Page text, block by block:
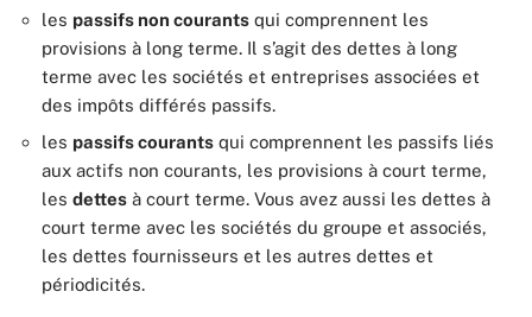
les passifs non courants qui comprennent les
provisions à long terme. Il s’agit des dettes à long
terme avec les sociétés et entreprises associées et
des impôts différés passifs.
les passifs courants qui comprennent les passifs liés
aux actifs non courants, les provisions à court terme,
les dettes à court terme. Vous avez aussi les dettes à
court terme avec les sociétés du groupe et associés,
les dettes fournisseurs et les autres dettes et
périodicités.